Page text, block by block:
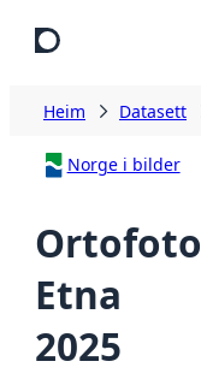
Heim Datasett
Norge i bilder
Ortofoto
Etna
2025